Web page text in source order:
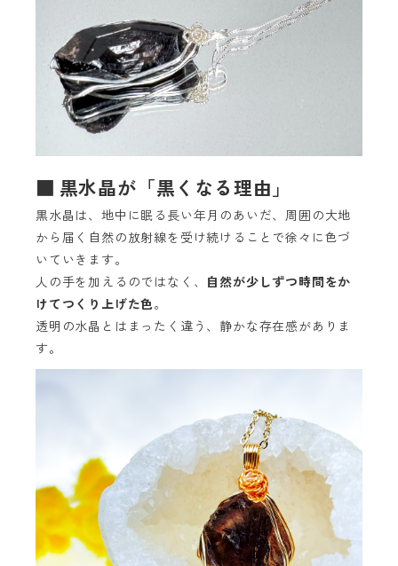
■ 黒水晶が「黒くなる理由」
黒水晶は、地中に眠る長い年月のあいだ、周囲の大地
から届く自然の放射線を受け続けることで徐々に色づ
いていきます。
人の手を加えるのではなく、 自然が少しずつ時間をか
けてつくり上げた色。
透明の水晶とはまったく違う、静かな存在感がありま
す。